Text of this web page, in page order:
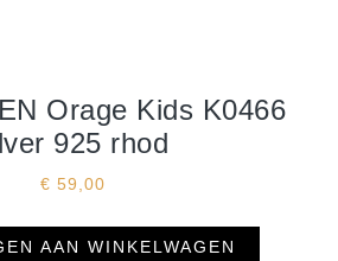
Orage Kids K0466
925 rhod
€ 59,00
AAN WINKELWAGEN